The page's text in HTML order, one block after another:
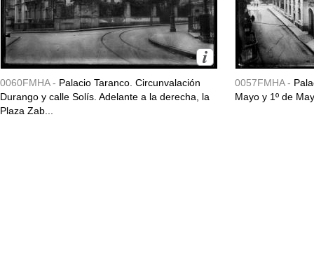
0060FMHA - Palacio Taranco. Circunvalación
Durango y calle Solís. Adelante a la derecha, la
Plaza Zab...
0057FMHA -
Mayo y 1º de